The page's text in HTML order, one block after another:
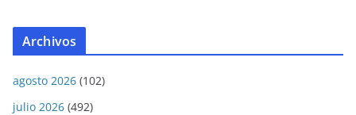
Archivos
agosto 2026 (102)
julio 2026 (492)